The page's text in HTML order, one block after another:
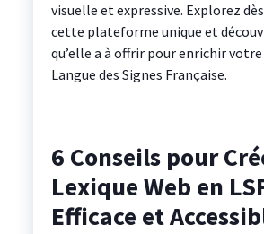
visuelle et expressive. Explorez
cette plateforme unique et
qu’elle a à offrir pour enrichir
Langue des Signes Française.
6 Conseils pour
Lexique Web en
Efficace et